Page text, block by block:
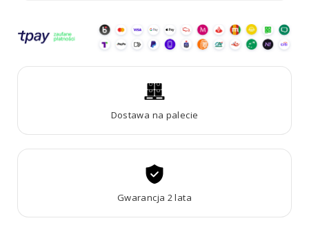
Corten
LARGO
Dostawa na palecie
Gwarancja 2 lata